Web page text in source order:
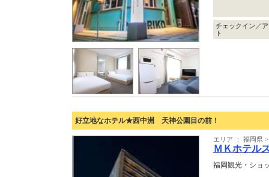
チェックイン／
ト
好立地なホテル★西中洲 天神公園目の前！
エリア ： 福岡県
ＭＫホテル
福岡観光・ショ